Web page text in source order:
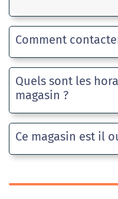
Comment
Quels sont les
magasin ?
Ce magasin est il